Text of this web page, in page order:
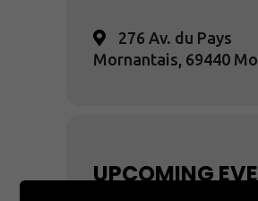
276 Av. du Pays
Mornantais, 69440
UPCOMING